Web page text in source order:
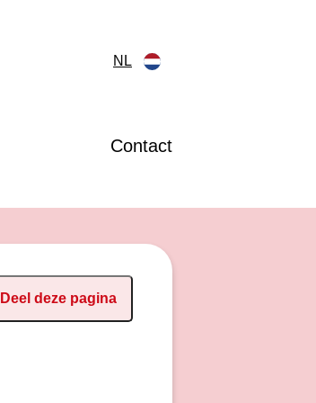
NL
Contact
Deel deze pagina